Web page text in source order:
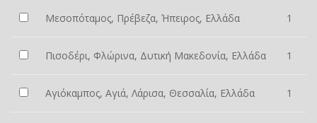
Μεσοπόταμος, Πρέβεζα, Ήπειρος, Ελλάδα 1
Πισοδέρι, Φλώρινα, Δυτική Μακεδονία, Ελλάδα 1
Αγιόκαμπος, Αγιά, Λάρισα, Θεσσαλία, Ελλάδα 1